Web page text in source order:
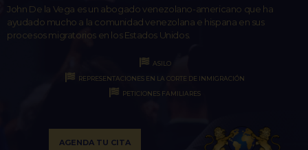
John De la Vega es un abogado venezolano-americano que ha
ayudado mucho a la comunidad venezolana e hispana en sus
procesos migratorios en los Estados Unidos.
ASILO
REPRESENTACIONES EN LA CORTE DE INMIGRACIÓN
PETICIONES FAMILIARES
AGENDA TU CITA